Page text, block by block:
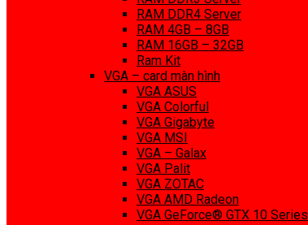
RAM DDR4 Server
RAM 4GB – 8GB
RAM 16GB – 32GB
Ram Kit
VGA – card màn hình
VGA ASUS
VGA Colorful
VGA Gigabyte
VGA MSI
VGA – Galax
VGA Palit
VGA ZOTAC
VGA AMD Radeon
VGA GeForce® GTX 10 Series